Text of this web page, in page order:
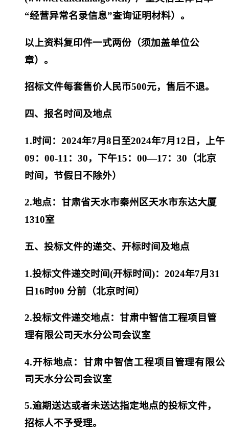
“经营异常名录信息”查询证明材料）。
以上资料复印件一式两份（须加盖单位公
章）。
招标文件每套售价人民币500元，售后不退。
四、报名时间及地点
1.时间：2024年7月 8 日至2024年7月 12 日，上午
09：00-11：30，下午15：00—17：30（北京
时间，节假日不除外）
2.地点： 甘肃省天水市秦州区天水市东达大厦
1310室
五、投标文件的递交、开标时间及地点
1.投标文件递交时间(开标时间)： 2024年7月31
日16时00 分前（北京时间）
2.投标文件递交地点： 甘肃中智信工程项目管
理有限公司天水分公司会议室
4.开标地点：甘肃中智信工程项目管理有限公
司天水分公司会议室
5.逾期送达或者未送达指定地点的投标文件，
招标人不予受理。